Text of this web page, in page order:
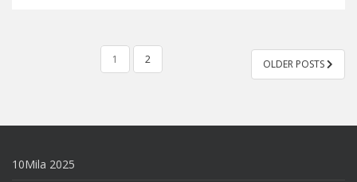
PAGINATION
1 2 OLDER POSTS
10Mila 2025